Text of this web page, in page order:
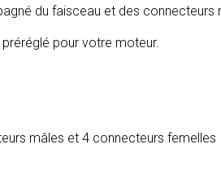
du faisceau et des
pour votre moteur.
mâles et 4 connecteurs femelles